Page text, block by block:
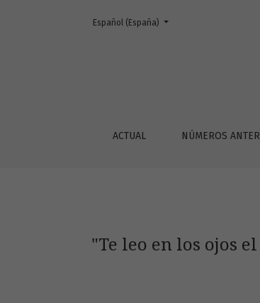
&quot;Te leo en los ojos el
ACTUAL NÚMEROS
Cambiar el idioma. El actual es:
Español (España)
"Te leo en los ojos